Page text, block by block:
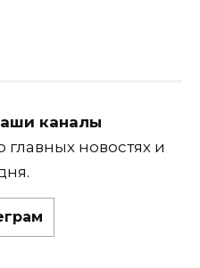
каналы
новостях и